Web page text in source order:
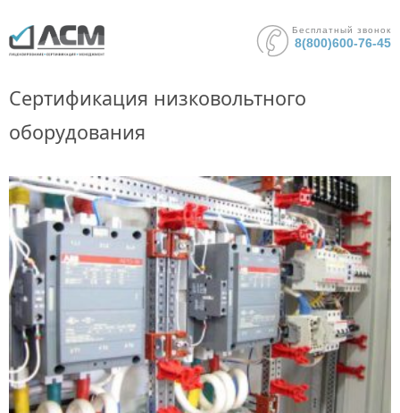
Бесплатный звонок
8(800)600-76-45
Сертификация низковольтного
оборудования